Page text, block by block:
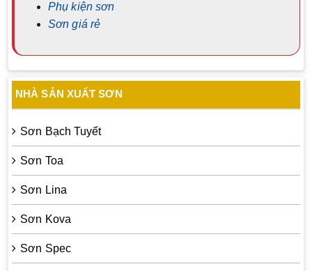
Phụ kiện sơn
Sơn giá rẻ
NHÀ SẢN XUẤT SƠN
Sơn Bạch Tuyết
Sơn Toa
Sơn Lina
Sơn Kova
Sơn Spec